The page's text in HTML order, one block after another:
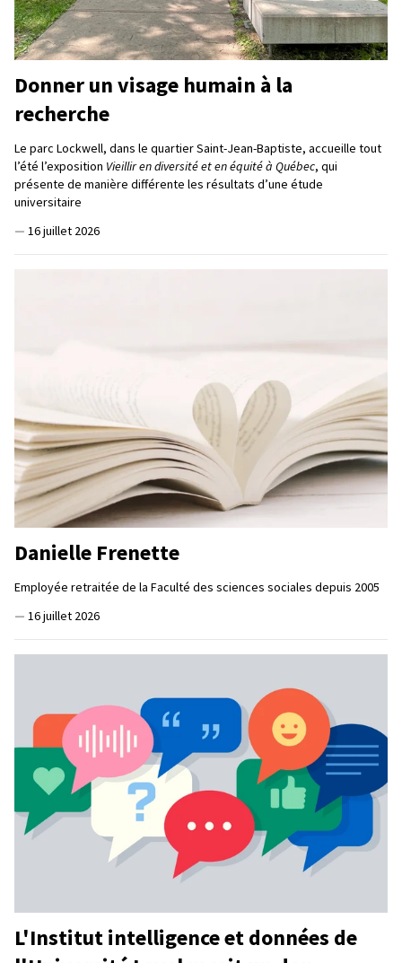
Donner un visage humain à la
recherche
Le parc Lockwell, dans le quartier Saint-Jean-Baptiste, accueille tout
l’été l’exposition Vieillir en diversité et en équité à Québec, qui
présente de manière différente les résultats d’une étude
universitaire
— 16 juillet 2026
Danielle Frenette
Employée retraitée de la Faculté des sciences sociales depuis 2005
— 16 juillet 2026
L'Institut intelligence et données de